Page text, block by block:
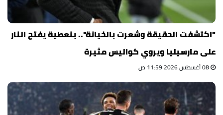
"اكتشفت الحقيقة وشعرت بالخيانة".. بنعطية يفتح النار
على مارسيليا ويروي كواليس مثيرة